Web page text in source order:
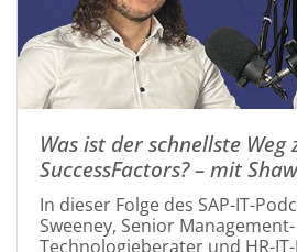
Was ist der schnellste Weg
SuccessFactors? – mit
In dieser Folge des SAP-IT-
Sweeney, Senior
Technologieberater und HR-